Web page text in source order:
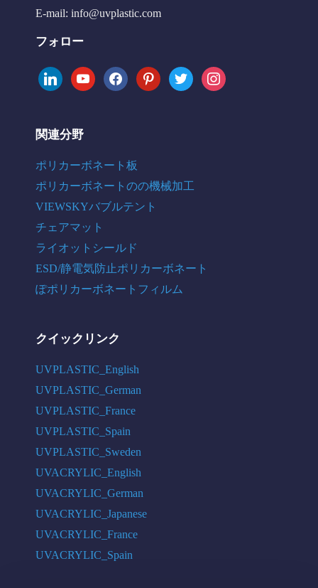
E-mail: info@uvplastic.com
フォロー
linkedinyoutubefacebookpinteresttwitter instagram
関連分野
ポリカーボネート板
ポリカーボネートのの機械加工
VIEWSKYバブルテント
チェアマット
ライオットシールド
ESD/静電気防止ポリカーボネート
ぽポリカーボネートフィルム
クイックリンク
UVPLASTIC_English
UVPLASTIC_German
UVPLASTIC_France
UVPLASTIC_Spain
UVPLASTIC_Sweden
UVACRYLIC_English
UVACRYLIC_German
UVACRYLIC_Japanese
UVACRYLIC_France
UVACRYLIC_Spain